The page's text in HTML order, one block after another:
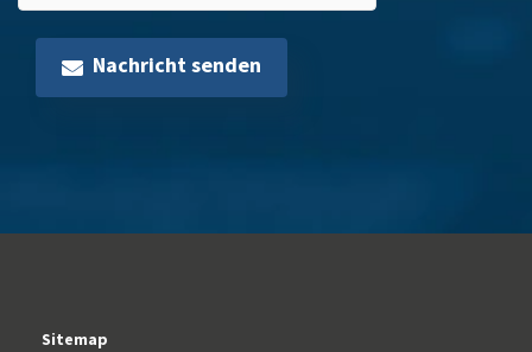
Nachricht senden
Sitemap